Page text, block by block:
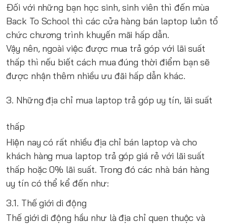
Đối với những bạn học sinh, sinh viên thì đến mùa
Back To School thì các cửa hàng bán laptop luôn tổ
chức chương trình khuyến mãi hấp dẫn.
Vậy nên, ngoài việc được mua trả góp với lãi suất
thấp thì nếu biết cách mua đúng thời điểm bạn sẽ
được nhận thêm nhiều ưu đãi hấp dẫn khác.
3. Những địa chỉ mua laptop trả góp uy tín, lãi suất
thấp
Hiện nay có rất nhiều địa chỉ bán laptop và cho
khách hàng mua laptop trả góp giá rẻ với lãi suất
thấp hoặc 0% lãi suất. Trong đó các nhà bán hàng
uy tín có thể kể đến như:
3.1. Thế giới di động
Thế giới di động hầu như là địa chỉ quen thuộc và